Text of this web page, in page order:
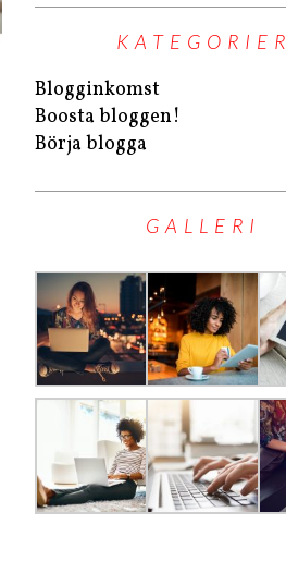
KATEGORIER
Blogginkomst
Boosta bloggen!
Börja blogga
GALLERI